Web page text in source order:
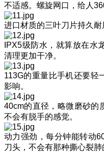
不适感。螺旋网口，给人
进口材质的三叶刀片持久耐
IPX5级防水，就算放在水
清理更加干净。
113G的重量比手机还要轻
影响。
40cm的直径，略微磨砂的
不会有脱手的感觉。
动力强劲，每分钟能转动
刀头，不会有那种撕心裂肺